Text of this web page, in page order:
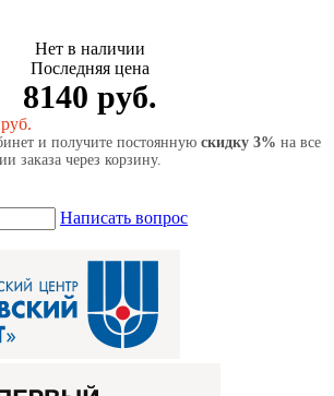
Нет в наличии
Последняя цена
8140 руб.
руб.
и получите постоянную скидку 3% на все
заказа через корзину.
Написать вопрос